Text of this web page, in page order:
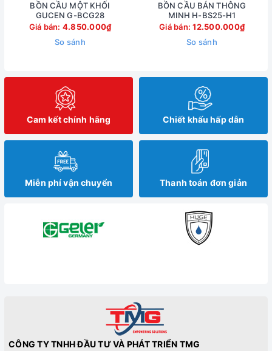
BỒN CẦU MỘT KHỐI
GUCEN G-BCG28
Giá bán: 4.850.000₫
So sánh
BỒN CẦU BÁN THÔNG
MINH H-BS25-H1
Giá bán:12.500.000₫
So sánh
Cam kết chính hãng Chiết khấu hấp dẫn
Miễn phí vận chuyển Thanh toán đơn giản
CÔNG TY TNHH ĐẦU TƯ VÀ PHÁT TRIỂN TMG